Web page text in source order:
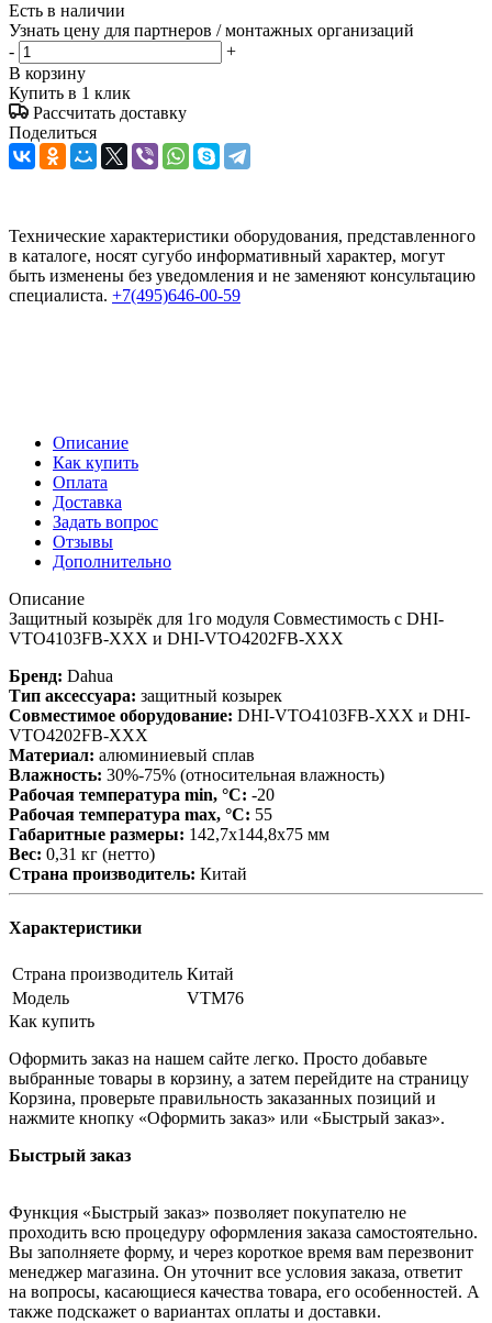
Есть в наличии
Узнать цену для партнеров / монтажных организаций
-
+
В корзину
Купить в 1 клик
Рассчитать доставку
Поделиться
Технические характеристики оборудования, представленного
в каталоге, носят сугубо информативный характер, могут
быть изменены без уведомления и не заменяют консультацию
специалиста. +7(495)646-00-59
Описание
Как купить
Оплата
Доставка
Задать вопрос
Отзывы
Дополнительно
Описание
Защитный козырёк для 1го модуля Совместимость с DHI-
VTO4103FB-XXX и DHI-VTO4202FB-XXX
Бренд: Dahua
Тип аксессуара: защитный козырек
Совместимое оборудование: DHI-VTO4103FB-XXX и DHI-
VTO4202FB-XXX
Материал: алюминиевый сплав
Влажность: 30%-75% (относительная влажность)
Рабочая температура min, °С: -20
Рабочая температура max, °С: 55
Габаритные размеры: 142,7х144,8х75 мм
Вес: 0,31 кг (нетто)
Страна производитель: Китай
Характеристики
Страна производитель Китай
Модель
VTM76
Как купить
Оформить заказ на нашем сайте легко. Просто добавьте
выбранные товары в корзину, а затем перейдите на страницу
Корзина, проверьте правильность заказанных позиций и
нажмите кнопку «Оформить заказ» или «Быстрый заказ».
Быстрый заказ
Функция «Быстрый заказ» позволяет покупателю не
проходить всю процедуру оформления заказа самостоятельно.
Вы заполняете форму, и через короткое время вам перезвонит
менеджер магазина. Он уточнит все условия заказа, ответит
на вопросы, касающиеся качества товара, его особенностей. А
также подскажет о вариантах оплаты и доставки.